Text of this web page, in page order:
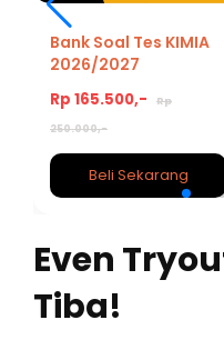
Bank Soal Tes KIMIA
2026/2027
Rp 165.500,-
Rp
250.000,-
Beli Sekarang
Even
Tiba!